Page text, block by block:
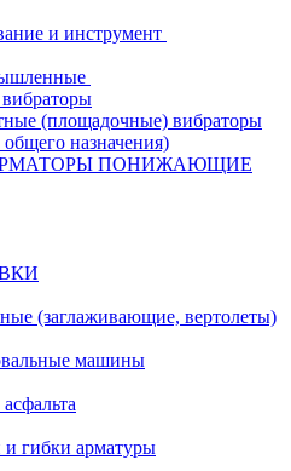
и инструмент
(площадочные) вибраторы
назначения)
ПОНИЖАЮЩИЕ
(заглаживающие, вертолеты)
машины
и гибки арматуры